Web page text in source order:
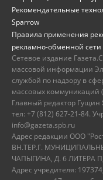
Рекомендательные
Sparrow
Правила применения
рекламно-обменной
Сетевое издание
массовой информации
службой по надзору в
массовых коммуникаций
Главный редактор Гущин
тел: +7 (812) 627-21-84.
info@gazeta.spb.ru
Адрес редакции ООО
ВН.ТЕР.Г.
ЧАПЫГИНА, Д. 6 ЛИТЕРА
Адрес учредителя: